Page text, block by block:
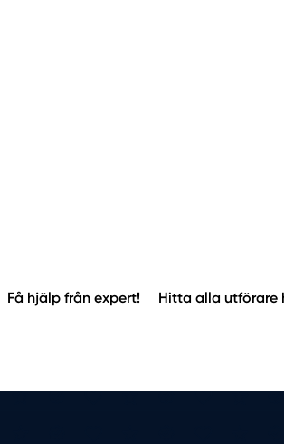
Få hjälp från expert! Hitta alla utförare